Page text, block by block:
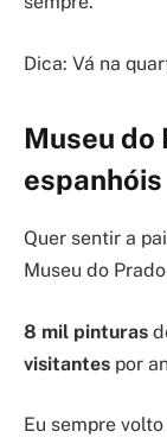
Dica: Vá na
Museu do
espanhóis
Quer sentir a
Museu do
8 mil pinturas
visitantes por
Eu sempre